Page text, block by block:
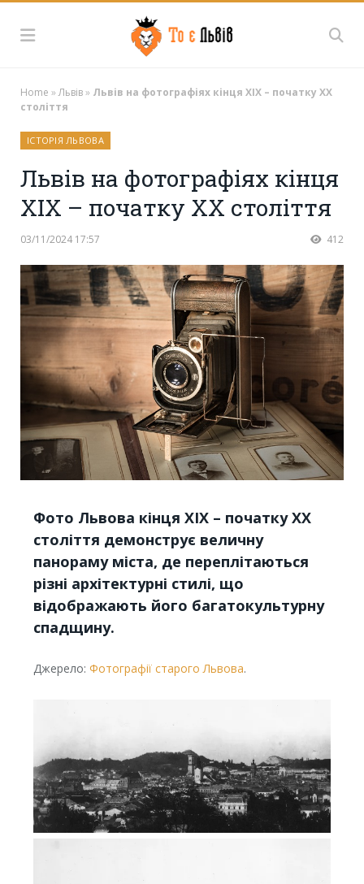
Home »Львів» Львів на фотографіях кінця ХІХ – початку ХХ
століття
ІСТОРІЯ ЛЬВОВА
Львів на фотографіях кінця
ХІХ – початку ХХ століття
03/11/2024 17:57 412
Фото Львова кінця ХІХ – початку ХХ
століття демонструє величну
панораму міста, де переплітаються
різні архітектурні стилі, що
відображають його багатокультурну
спадщину.
Джерело: Фотографії старого Львова.